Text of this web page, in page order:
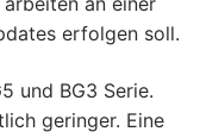
erfolgen soll.
und BG3 Serie.
geringer. Eine